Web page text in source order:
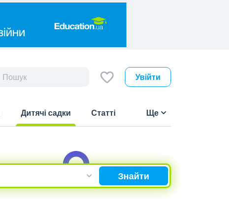
Увійти
Дитячі садки
Статті Ще
Знайти